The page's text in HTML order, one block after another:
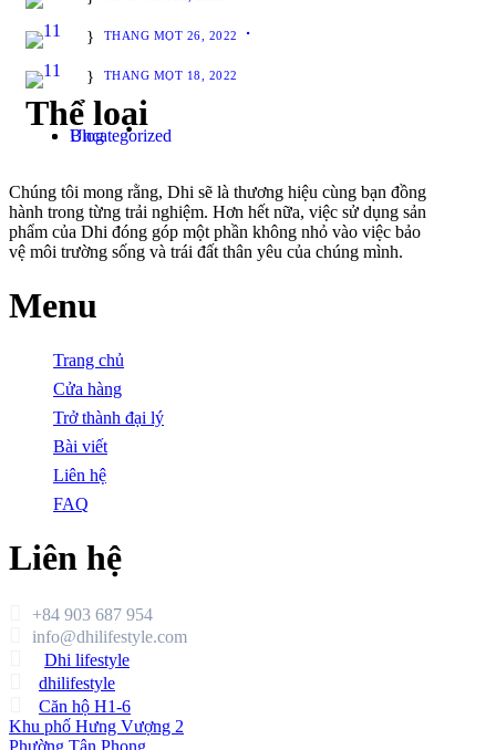
THÁNG MỘT 26, 2022
THÁNG MỘT 18, 2022
Thể loại
Blog
Uncategorized
Chúng tôi mong rằng, Dhi sẽ là thương hiệu cùng bạn đồng
hành trong từng trải nghiệm. Hơn hết nữa, việc sử dụng sản
phẩm của Dhi đóng góp một phần không nhỏ vào việc bảo
vệ môi trường sống và trái đất thân yêu của chúng mình.
Menu
Trang chủ
Cửa hàng
Trở thành đại lý
Bài viết
Liên hệ
FAQ
Liên hệ
+84 903 687 954
info@dhilifestyle.com
Dhi lifestyle
dhilifestyle
Căn hộ H1-6
Khu phố Hưng Vượng 2
Phường Tân Phong